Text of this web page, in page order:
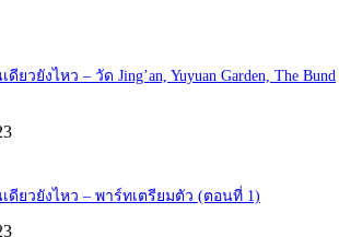
ยวยังไหว – วัด Jing’an, Yuyuan Garden, The Bund
ดียวยังไหว – พาร์ทเตรียมตัว (ตอนที่ 1)